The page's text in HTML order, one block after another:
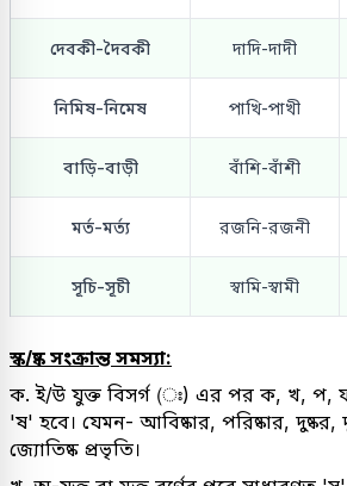
দেবকী-দৈবকী দাদি-দাদী
নিমিষ-নিমেষ পাখি-পাখী
বাড়ি-বাড়ী বাঁশি-বাঁশী
মর্ত-মর্ত্য রজনি-রজনী
সূচি-সূচী স্বামি-স্বামী
স্ক/ষ্ক সংক্রান্ত সমস্যা:
ক. ই/উ যুক্ত বিসর্গ (ঃ) এর পর ক, খ, প,
'ষ' হবে। যেমন- আবিষ্কার, পরিষ্কার, দুষ্কর,
জ্যোতিষ্ক প্রভৃতি।